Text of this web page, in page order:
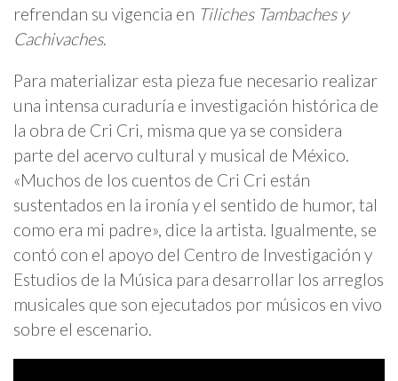
refrendan su vigencia en Tiliches Tambaches y
Cachivaches.
Para materializar esta pieza fue necesario realizar
una intensa curaduría e investigación histórica de
la obra de Cri Cri, misma que ya se considera
parte del acervo cultural y musical de México.
«Muchos de los cuentos de Cri Cri están
sustentados en la ironía y el sentido de humor, tal
como era mi padre», dice la artista. Igualmente, se
contó con el apoyo del Centro de Investigación y
Estudios de la Música para desarrollar los arreglos
musicales que son ejecutados por músicos en vivo
sobre el escenario.